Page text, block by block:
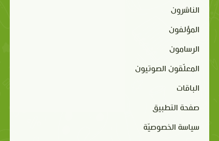
الناشرون
المؤلفون
الرسامون
المعلّقون الصوتيون
الباقات
صفحة التطبيق
سياسة الخصوصيّة